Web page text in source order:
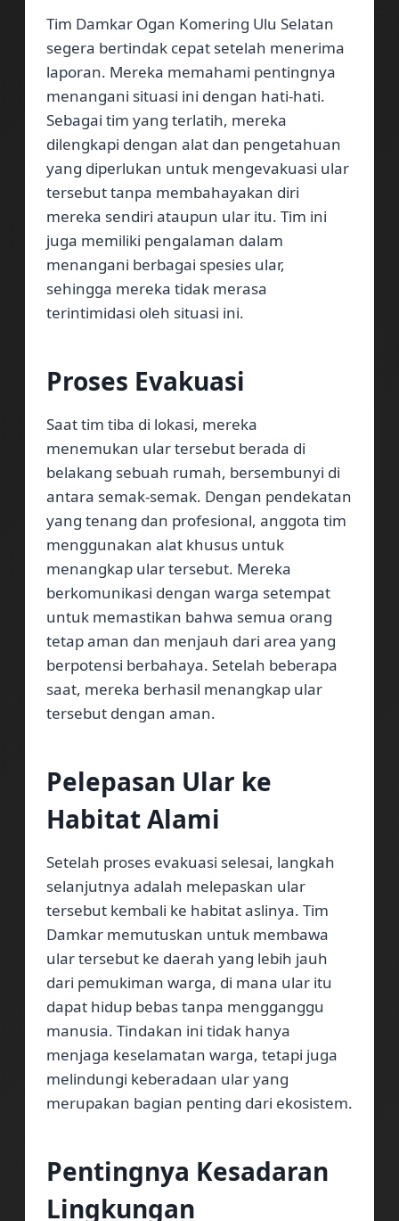
Tim Damkar Ogan Komering Ulu Selatan
segera bertindak cepat setelah menerima
laporan. Mereka memahami pentingnya
menangani situasi ini dengan hati-hati.
Sebagai tim yang terlatih, mereka
dilengkapi dengan alat dan pengetahuan
yang diperlukan untuk mengevakuasi ular
tersebut tanpa membahayakan diri
mereka sendiri ataupun ular itu. Tim ini
juga memiliki pengalaman dalam
menangani berbagai spesies ular,
sehingga mereka tidak merasa
terintimidasi oleh situasi ini.
Proses Evakuasi
Saat tim tiba di lokasi, mereka
menemukan ular tersebut berada di
belakang sebuah rumah, bersembunyi di
antara semak-semak. Dengan pendekatan
yang tenang dan profesional, anggota tim
menggunakan alat khusus untuk
menangkap ular tersebut. Mereka
berkomunikasi dengan warga setempat
untuk memastikan bahwa semua orang
tetap aman dan menjauh dari area yang
berpotensi berbahaya. Setelah beberapa
saat, mereka berhasil menangkap ular
tersebut dengan aman.
Pelepasan Ular ke
Habitat Alami
Setelah proses evakuasi selesai, langkah
selanjutnya adalah melepaskan ular
tersebut kembali ke habitat aslinya. Tim
Damkar memutuskan untuk membawa
ular tersebut ke daerah yang lebih jauh
dari pemukiman warga, di mana ular itu
dapat hidup bebas tanpa mengganggu
manusia. Tindakan ini tidak hanya
menjaga keselamatan warga, tetapi juga
melindungi keberadaan ular yang
merupakan bagian penting dari ekosistem.
Pentingnya Kesadaran
Lingkungan